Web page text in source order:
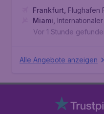
Frankfurt Flughafen
Miami
Vor 1 Stunde
Alle Angebote anzeigen